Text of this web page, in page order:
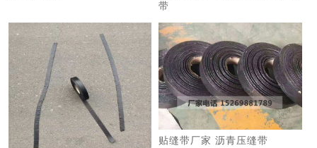
带
贴缝带厂家 沥青压缝带